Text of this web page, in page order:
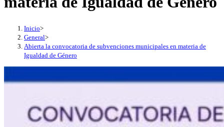
Inicio>
General>
Abierta la convocatoria de subvenciones municipales en materia de
Igualdad de Género